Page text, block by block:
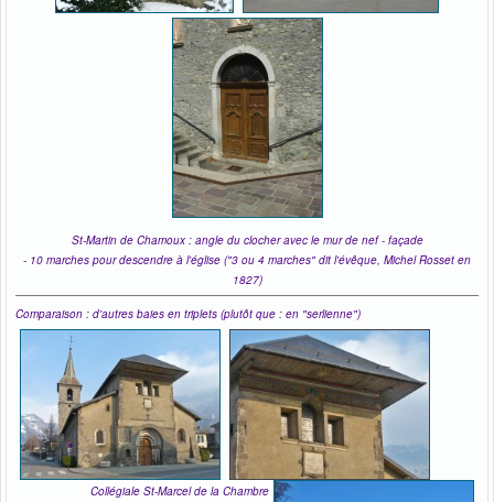
St-Martin de Chamoux: angle du clocher avec le mur de nef - façade
- 10 marches pour descendre à l'église ("3 ou 4 marches" dit l'évêque, Michel Rosset en
1827)
Comparaison : d'autres baies en triplets (plutôt que : en "serlienne")
Collégiale St-Marcel de la Chambre